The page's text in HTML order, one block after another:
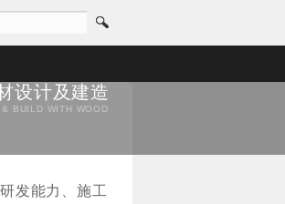
设计及建造
& BUILD WITH WOOD
发能力、施工